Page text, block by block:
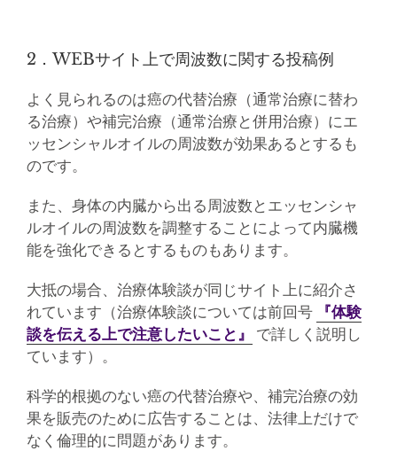
2．WEBサイト上で周波数に関する投稿例
よく見られるのは癌の代替治療（通常治療に替わ
る治療）や補完治療（通常治療と併用治療）にエ
ッセンシャルオイルの周波数が効果あるとするも
のです。
また、身体の内臓から出る周波数とエッセンシャ
ルオイルの周波数を調整することによって内臓機
能を強化できるとするものもあります。
大抵の場合、治療体験談が同じサイト上に紹介さ
れています（治療体験談については前回号
『体験
談を伝える上で注意したいこと』
で詳しく説明し
ています）。
科学的根拠のない癌の代替治療や、補完治療の効
果を販売のために広告することは、法律上だけで
なく倫理的に問題があります。